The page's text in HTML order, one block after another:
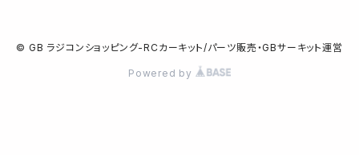
© GB ラジコンショッピング-RCカーキット/パーツ販売・GBサーキット運営
Powered by